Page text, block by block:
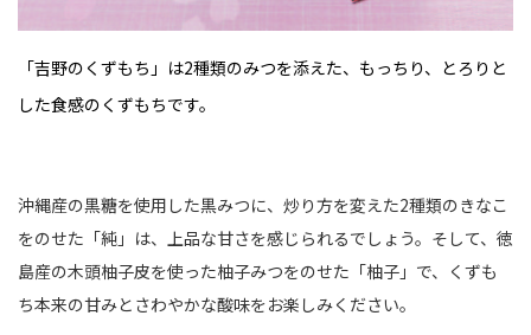
「吉野のくずもち」は2種類のみつを添えた、もっちり、とろりと
した食感のくずもちです。
沖縄産の黒糖を使用した黒みつに、炒り方を変えた2種類のきなこ
をのせた「純」は、上品な甘さを感じられるでしょう。そして、徳
島産の木頭柚子皮を使った柚子みつをのせた「柚子」で、くずも
ち本来の甘みとさわやかな酸味をお楽しみください。